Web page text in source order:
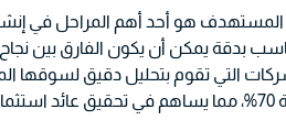
هو أحد أهم المراحل في
بدقة يمكن أن يكون الفارق بين
الشركات التي تقوم بتحليل دقيق